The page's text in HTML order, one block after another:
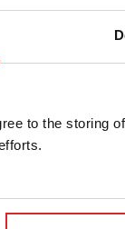
to the storing